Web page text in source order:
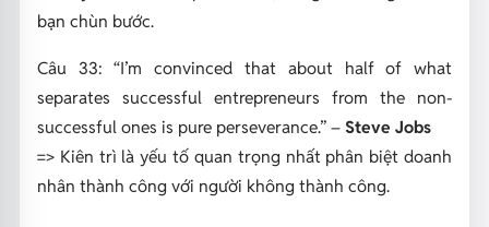
bạn chùn bước.
Câu 33: “I’m convinced that about half of what
separates successful entrepreneurs from the non-
successful ones is pure perseverance.” – Steve Jobs
=> Kiên trì là yếu tố quan trọng nhất phân biệt doanh
nhân thành công với người không thành công.